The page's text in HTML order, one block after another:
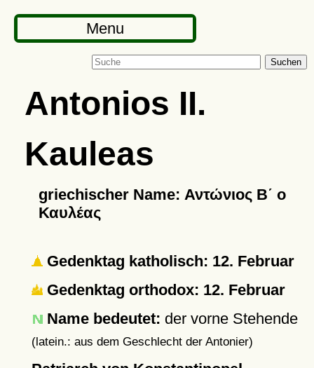
Menu
Suchen
Antonios II.
Kauleas
griechischer Name: Αντώνιος Β΄ ο
Καυλέας
Gedenktag katholisch: 12. Februar
Gedenktag orthodox: 12. Februar
Name bedeutet: der vorne Stehende
(latein.: aus dem Geschlecht der Antonier)